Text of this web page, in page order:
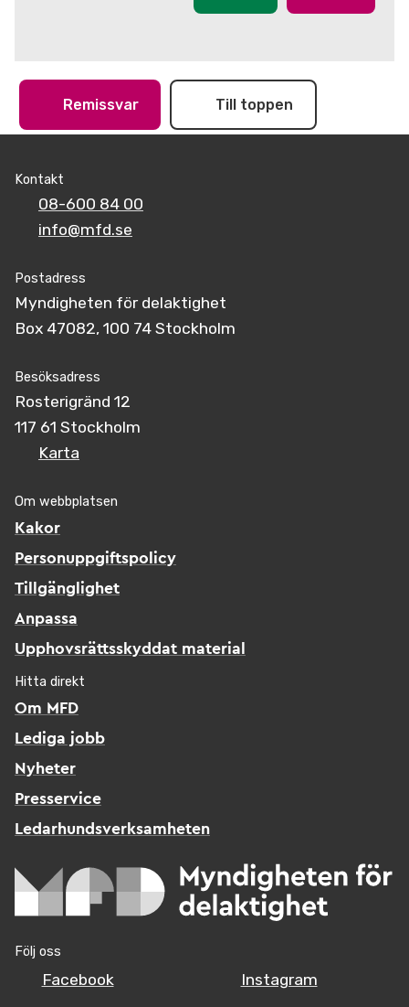
Remissvar Till toppen
Kontakt
08-600 84 00
info@mfd.se
Postadress
Myndigheten för delaktighet
Box 47082, 100 74 Stockholm
Besöksadress
Rosterigränd 12
117 61 Stockholm
Karta
Om webbplatsen
Kakor
Personuppgiftspolicy
Tillgänglighet
Anpassa
Upphovsrättsskyddat material
Hitta direkt
Om MFD
Lediga jobb
Nyheter
Presservice
Ledarhundsverksamheten
Följ oss
Facebook
Instagram